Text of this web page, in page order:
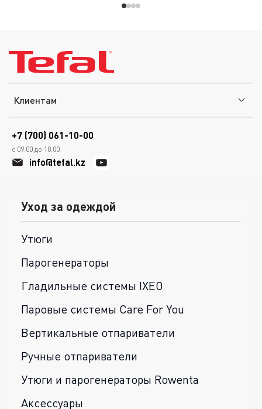
Клиентам
+7 (700) 061-10-00
с 09.00 до 18.00
info@tefal.kz
Уход за одеждой
Утюги
Парогенераторы
Гладильные системы IXEO
Паровые системы Care For You
Вертикальные отпариватели
Ручные отпариватели
Утюги и парогенераторы Rowenta
Аксессуары